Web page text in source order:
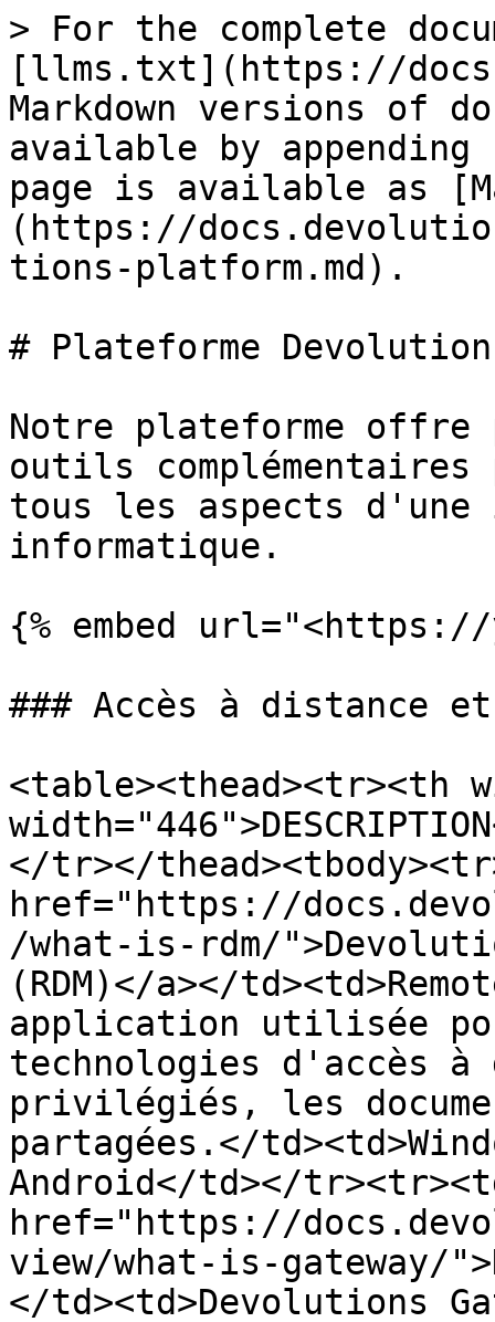
> For the complete
[llms.txt](https://
Markdown versions of
available by
page is available as
(https://
tions-platform.md).
# Plateforme
Notre plateforme
outils
tous les aspects
informatique.
{% embed url="<https://
### Accès à distance
<table><thead><tr><th
</tr></
href="https://
/what-is-rdm/
(RDM)</a></
application utilisée
technologies d'accès à
privilégiés, les
partagées.</
Android</td></
href="https://
view/what-is-gateway/
</td><td>Devolutions